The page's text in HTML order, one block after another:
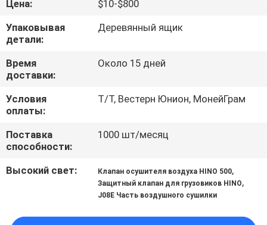
СВЯЖИТЕСЬ
МЫ
НОВОСТИ
ЦИТАТУ
Цена:
$10-$800
Упаковывая
детали:
Деревянный ящик
Время
доставки:
Около 15 дней
Условия
оплаты:
Т/Т, Вестерн Юнион, МонейГрам
Поставка
способности:
1000 шт/месяц
Высокий свет: Клапан осушителя воздуха HINO 500,
Защитный клапан для грузовиков HINO,
J08E Часть воздушного сушилки